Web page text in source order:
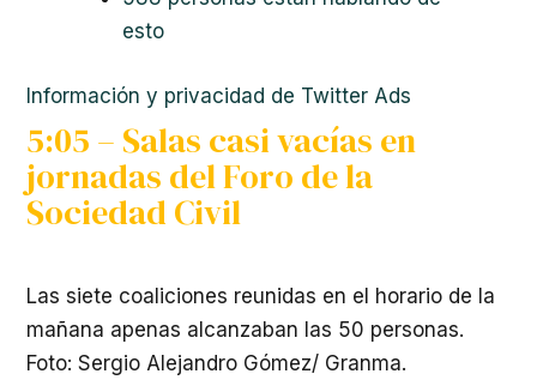
esto
Información y privacidad de Twitter Ads
5:05 – Salas casi vacías en
jornadas del Foro de la
Sociedad Civil
Las siete coaliciones reunidas en el horario de la
mañana apenas alcanzaban las 50 personas.
Foto: Sergio Alejandro Gómez/ Granma.